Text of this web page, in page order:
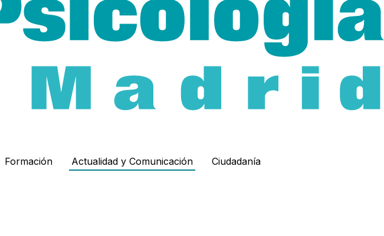
Formación Actualidad y Comunicación
Ciudadanía